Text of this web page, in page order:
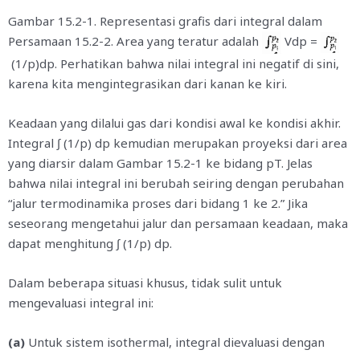
Gambar 15.2-1. Representasi grafis dari integral dalam
Persamaan 15.2-2. Area yang teratur adalah
Vdp =
(1/p)dp. Perhatikan bahwa nilai integral ini negatif di sini,
karena kita mengintegrasikan dari kanan ke kiri.
Keadaan yang dilalui gas dari kondisi awal ke kondisi akhir.
Integral ∫ (1/p) dp kemudian merupakan proyeksi dari area
yang diarsir dalam Gambar 15.2-1 ke bidang pT. Jelas
bahwa nilai integral ini berubah seiring dengan perubahan
“jalur termodinamika proses dari bidang 1 ke 2.” Jika
seseorang mengetahui jalur dan persamaan keadaan, maka
dapat menghitung ∫ (1/p) dp.
Dalam beberapa situasi khusus, tidak sulit untuk
mengevaluasi integral ini:
(a) Untuk sistem isothermal, integral dievaluasi dengan